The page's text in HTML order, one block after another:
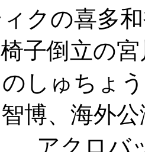
クの喜多
子倒立の
しゅちょ
博、海外
、アクロバ